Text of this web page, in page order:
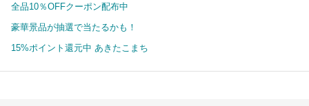
全品10％OFFクーポン配布中
豪華景品が抽選で当たるかも！
15%ポイント還元中 あきたこまち